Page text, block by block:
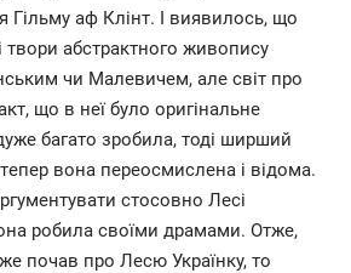
Гільму аф Клінт. І виявилось, що
твори абстрактного живопису
чи Малевичем, але світ про
що в неї було оригінальне
багато зробила, тоді ширший
вона переосмислена і відома.
стосовно Лесі
робила своїми драмами. Отже,
почав про Лесю Українку, то